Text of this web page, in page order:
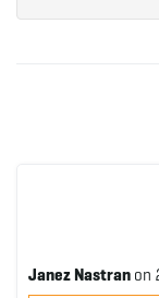
Janez Nastran on